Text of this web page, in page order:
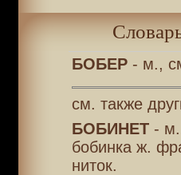
БОБЕР- м.,
см. также
БОБИНЕТ- м.
бобинка ж.
ниток.